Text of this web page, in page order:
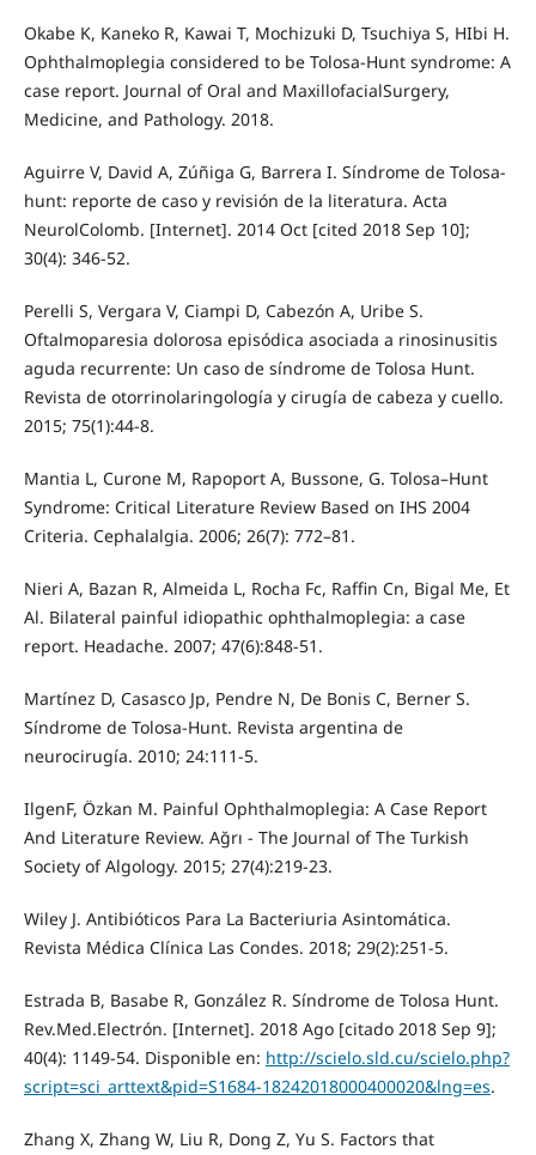
Okabe K, Kaneko R, Kawai T, Mochizuki D, Tsuchiya S, HIbi H.
Ophthalmoplegia considered to be Tolosa-Hunt syndrome: A
case report. Journal of Oral and MaxillofacialSurgery,
Medicine, and Pathology. 2018.
Aguirre V, David A, Zúñiga G, Barrera I. Síndrome de Tolosa-
hunt: reporte de caso y revisión de la literatura. Acta
NeurolColomb. [Internet]. 2014 Oct [cited 2018 Sep 10];
30(4): 346-52.
Perelli S, Vergara V, Ciampi D, Cabezón A, Uribe S.
Oftalmoparesia dolorosa episódica asociada a rinosinusitis
aguda recurrente: Un caso de síndrome de Tolosa Hunt.
Revista de otorrinolaringología y cirugía de cabeza y cuello.
2015; 75(1):44-8.
Mantia L, Curone M, Rapoport A, Bussone, G. Tolosa–Hunt
Syndrome: Critical Literature Review Based on IHS 2004
Criteria. Cephalalgia. 2006; 26(7): 772–81.
Nieri A, Bazan R, Almeida L, Rocha Fc, Raffin Cn, Bigal Me, Et
Al. Bilateral painful idiopathic ophthalmoplegia: a case
report. Headache. 2007; 47(6):848-51.
Martínez D, Casasco Jp, Pendre N, De Bonis C, Berner S.
Síndrome de Tolosa-Hunt. Revista argentina de
neurocirugía. 2010; 24:111-5.
IlgenF, Özkan M. Painful Ophthalmoplegia: A Case Report
And Literature Review. Ağrı - The Journal of The Turkish
Society of Algology. 2015; 27(4):219-23.
Wiley J. Antibióticos Para La Bacteriuria Asintomática.
Revista Médica Clínica Las Condes. 2018; 29(2):251-5.
Estrada B, Basabe R, González R. Síndrome de Tolosa Hunt.
Rev.Med.Electrón. [Internet]. 2018 Ago [citado 2018 Sep 9];
40(4): 1149-54. Disponible en: http://scielo.sld.cu/scielo.php?
script=sci_arttext&pid=S1684-18242018000400020&lng=es.
Zhang X, Zhang W, Liu R, Dong Z, Yu S. Factors that